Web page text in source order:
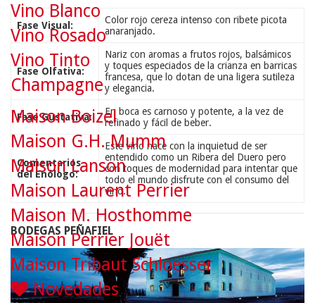
Fase Visual:
Color rojo cereza intenso con ribete picota
anaranjado.
Fase Olfativa:
Nariz con aromas a frutos rojos, balsámicos
y toques especiados de la crianza en barricas
francesa, que lo dotan de una ligera sutileza
y elegancia.
Fase Gustativa:
En boca es carnoso y potente, a la vez de
refinado y fácil de beber.
Comentarios
del Enólogo:
Este vino nace con la inquietud de ser
entendido como un Ribera del Duero pero
con toques de modernidad para intentar que
todo el mundo disfrute con el consumo del
vino.
BODEGAS PEÑAFIEL
Vino Blanco
Vino Rosado
Vino Tinto
Champagne
Maison Boizel
Maison G.H. Mumm
Maison Lanson
Maison Laurent Perrier
Maison M. Hosthomme
Maison Perrier Jouët
Maison Tribaut Schloesser
Novedades